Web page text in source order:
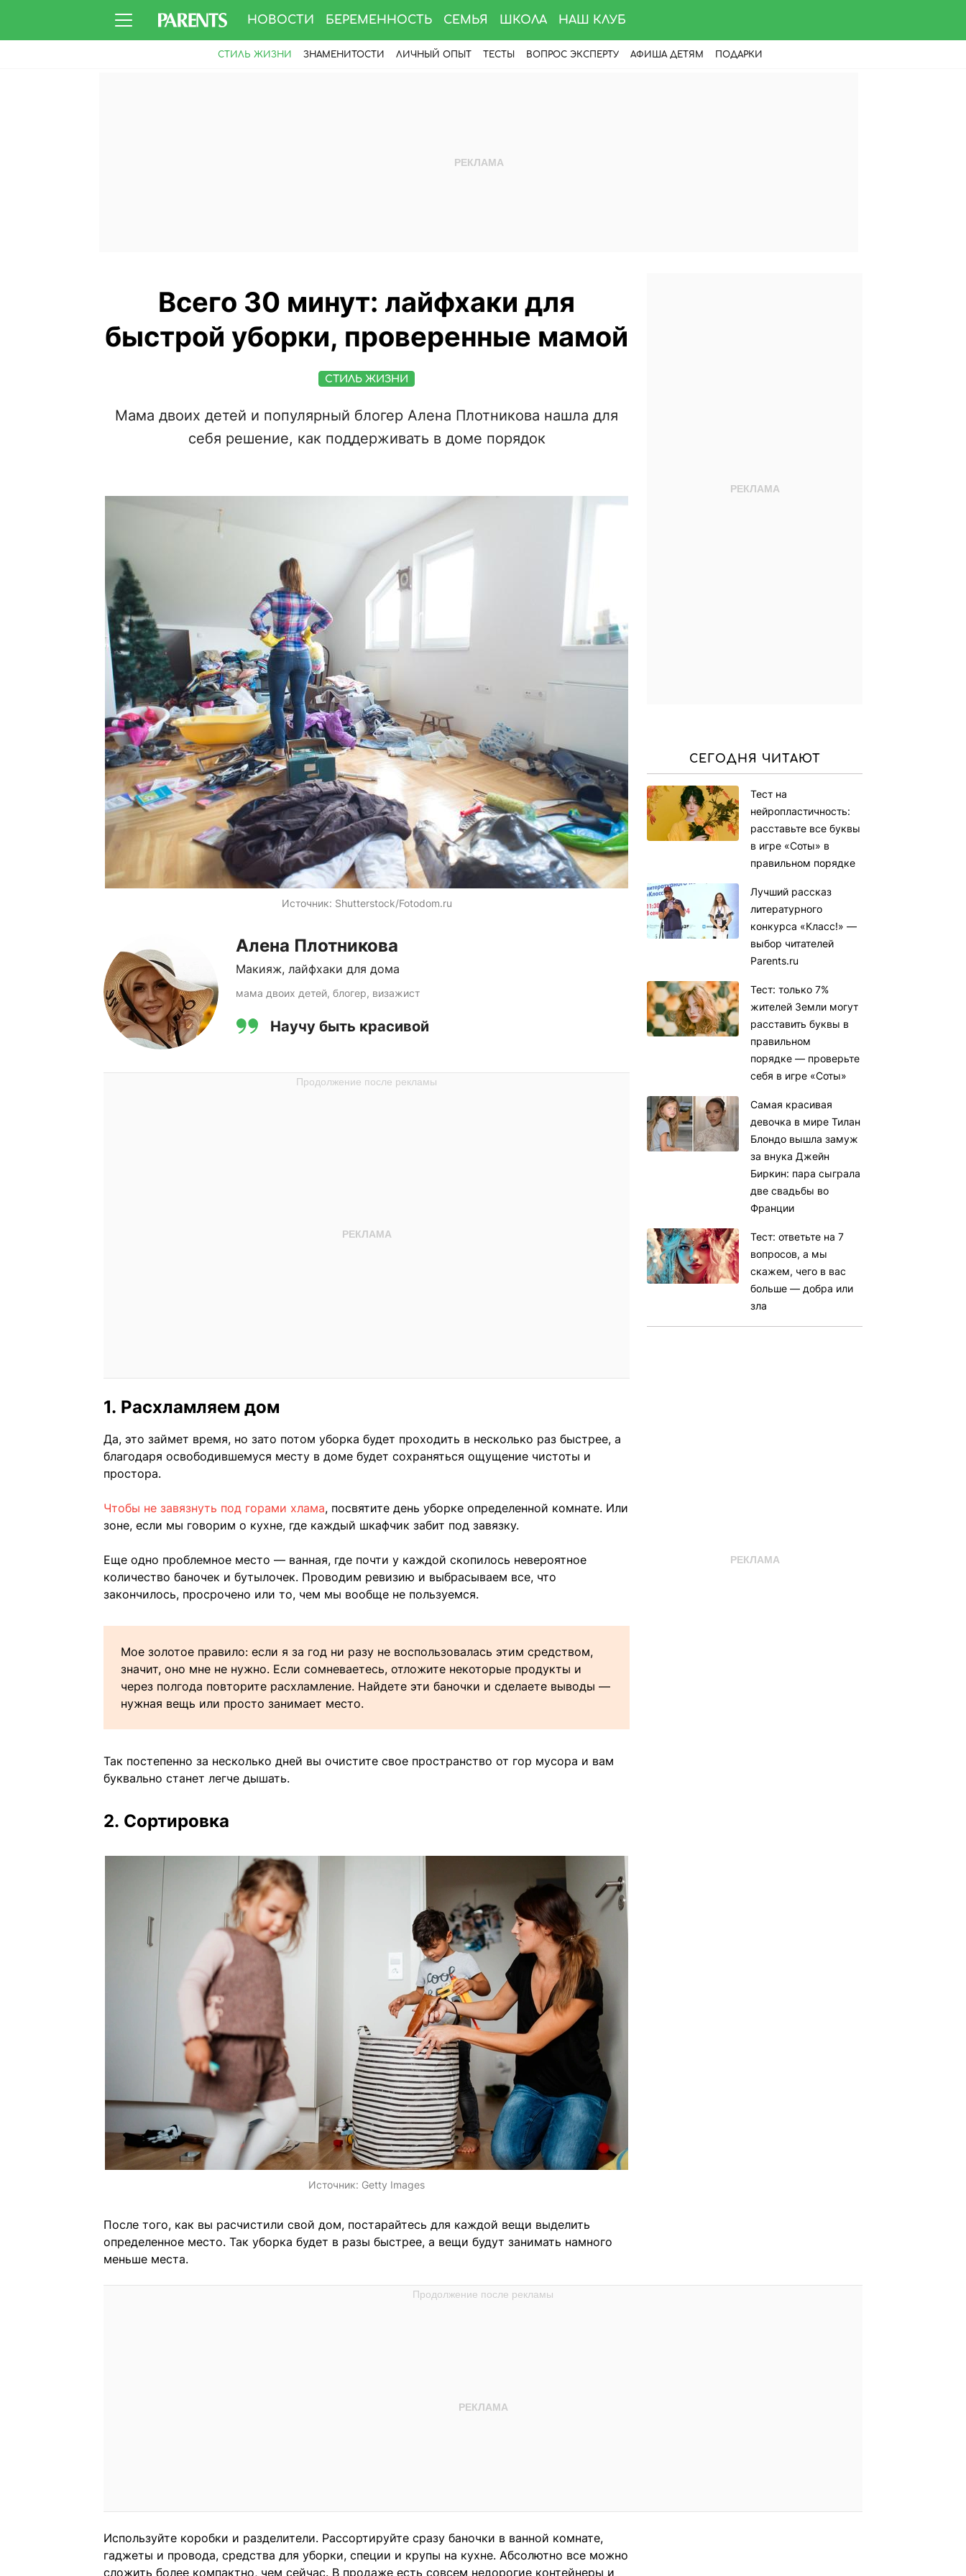
НОВОСТИ БЕРЕМЕННОСТЬ СЕМЬЯ ШКОЛА НАШ КЛУБ
СТИЛЬ ЖИЗНИ ЗНАМЕНИТОСТИ ЛИЧНЫЙ ОПЫТ ТЕСТЫ ВОПРОС ЭКСПЕРТУ АФИША ДЕТЯМ ПОДАРКИ
Всего 30 минут: лайфхаки для
быстрой уборки, проверенные мамой
СТИЛЬ ЖИЗНИ
Мама двоих детей и популярный блогер Алена Плотникова нашла для
себя решение, как поддерживать в доме порядок
Источник: Shutterstock/Fotodom.ru
Алена Плотникова
Макияж, лайфхаки для дома
мама двоих детей, блогер, визажист
Научу быть красивой
1. Расхламляем дом
Да, это займет время, но зато потом уборка будет проходить в несколько раз быстрее, а
благодаря освободившемуся месту в доме будет сохраняться ощущение чистоты и
простора.
Чтобы не завязнуть под горами хлама, посвятите день уборке определенной комнате. Или
зоне, если мы говорим о кухне, где каждый шкафчик забит под завязку.
Еще одно проблемное место — ванная, где почти у каждой скопилось невероятное
количество баночек и бутылочек. Проводим ревизию и выбрасываем все, что
закончилось, просрочено или то, чем мы вообще не пользуемся.
Мое золотое правило: если я за год ни разу не воспользовалась этим средством,
значит, оно мне не нужно. Если сомневаетесь, отложите некоторые продукты и
через полгода повторите расхламление. Найдете эти баночки и сделаете выводы —
нужная вещь или просто занимает место.
Так постепенно за несколько дней вы очистите свое пространство от гор мусора и вам
буквально станет легче дышать.
2. Сортировка
Источник: Getty Images
После того, как вы расчистили свой дом, постарайтесь для каждой вещи выделить
определенное место. Так уборка будет в разы быстрее, а вещи будут занимать намного
меньше места.
Используйте коробки и разделители. Рассортируйте сразу баночки в ванной комнате,
гаджеты и провода, средства для уборки, специи и крупы на кухне. Абсолютно все можно
сложить более компактно, чем сейчас. В продаже есть совсем недорогие контейнеры и
СЕГОДНЯ ЧИТАЮТ
Тест на
нейропластичность:
расставьте все буквы
в игре «Соты» в
правильном порядке
Лучший рассказ
литературного
конкурса «Класс!» —
выбор читателей
Parents.ru
Тест: только 7%
жителей Земли могут
расставить буквы в
правильном
порядке — проверьте
себя в игре «Соты»
Самая красивая
девочка в мире Тилан
Блондо вышла замуж
за внука Джейн
Биркин: пара сыграла
две свадьбы во
Франции
Тест: ответьте на 7
вопросов, а мы
скажем, чего в вас
больше — добра или
зла